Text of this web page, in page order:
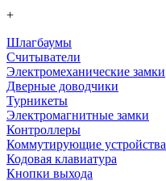
+
Шлагбаумы
Считыватели
Электромеханические замки
Дверные доводчики
Турникеты
Электромагнитные замки
Контроллеры
Коммутирующие устройства
Кодовая клавиатура
Кнопки выхода